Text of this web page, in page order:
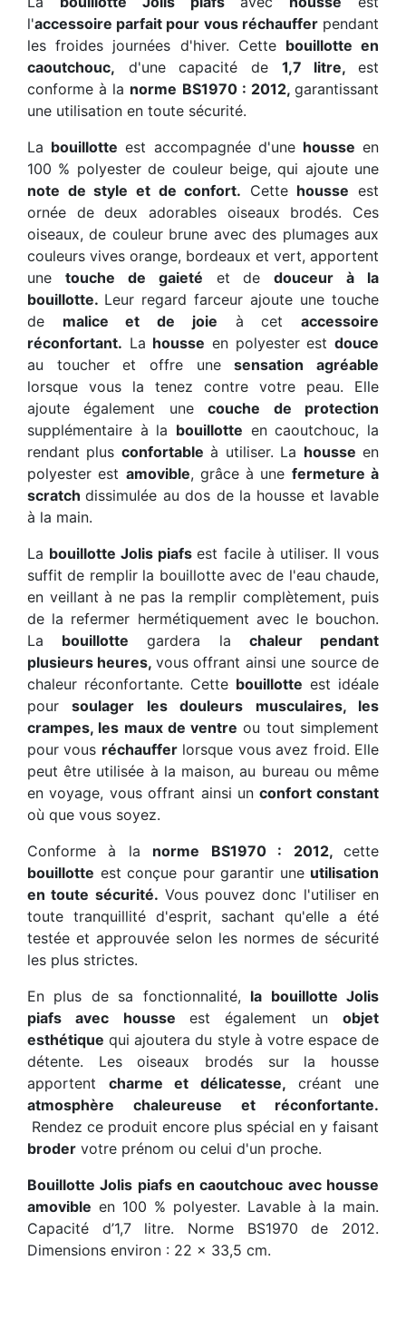
l'accessoire parfait pour vous réchaufferpendant
les froides journées d'hiver. Cette bouillotte en
caoutchouc, d'une capacité de 1,7 litre,est
conforme à la norme BS1970 : 2012,garantissant
une utilisation en toute sécurité.
La bouillotte est accompagnée d'une housse en
100 % polyester de couleur beige, qui ajoute une
note de style et de confort. Cette housse est
ornée de deux adorables oiseaux brodés. Ces
oiseaux, de couleur brune avec des plumages aux
couleurs vives orange, bordeaux et vert, apportent
une touche de gaieté et dedouceur à la
bouillotte. Leur regard farceur ajoute une touche
de malice et de joie à cetaccessoire
réconfortant. La housse en polyester estdouce
au toucher et offre unesensation agréable
lorsque vous la tenez contre votre peau. Elle
ajoute également unecouche de protection
supplémentaire à la bouillotte en caoutchouc, la
rendant plus confortable à utiliser. La housse en
polyester est amovible, grâce à une fermeture à
scratchdissimulée au dos de la housse et lavable
à la main.
La bouillotte Jolis piafsest facile à utiliser. Il vous
suffit de remplir la bouillotte avec de l'eau chaude,
en veillant à ne pas la remplir complètement, puis
de la refermer hermétiquement avec le bouchon.
La bouillotte gardera la chaleur pendant
plusieurs heures, vous offrant ainsi une source de
chaleur réconfortante. Cette bouillotte est idéale
poursoulager les douleurs musculaires, les
crampes, les maux de ventre ou tout simplement
pour vous réchaufferlorsque vous avez froid. Elle
peut être utilisée à la maison, au bureau ou même
en voyage, vous offrant ainsi un confort constant
où que vous soyez.
Conforme à la norme BS1970 : 2012,cette
bouillotte est conçue pour garantir une utilisation
en toute sécurité. Vous pouvez donc l'utiliser en
toute tranquillité d'esprit, sachant qu'elle a été
testée et approuvée selon les normes de sécurité
les plus strictes.
En plus de sa fonctionnalité, la bouillotte Jolis
piafs avec housse est également un objet
esthétique qui ajoutera du style à votre espace de
détente. Les oiseaux brodés sur la housse
apportent charme et délicatesse, créant une
atmosphère chaleureuse et réconfortante.
Rendez ce produit encore plus spécial en y faisant
broder votre prénom ou celui d'un proche.
Bouillotte Jolis piafs en caoutchouc avec housse
amovible en 100 % polyester. Lavable à la main.
Capacité d’1,7 litre. Norme BS1970 de 2012.
Dimensions environ : 22 x 33,5 cm.